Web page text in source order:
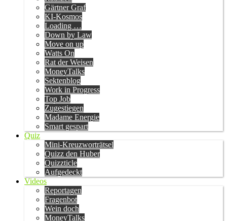
Gärtner Graf
KI-Kosmos
Loading …
Down by Law
Move on up
Watts On
Rat der Weisen
MoneyTalks
Sektenblog
Work in Progress
Top Job
Zugestiegen
Madame Energie
Smart gespart
Quiz
Mini-Kreuzworträtsel
Quizz den Huber
Quizzticle
Aufgedeckt
Videos
Reportagen
Fragenbot
Wein doch
MoneyTalks